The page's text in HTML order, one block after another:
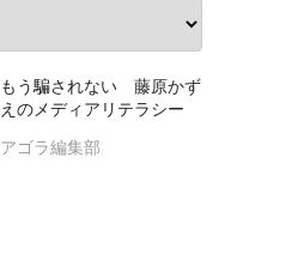
もう騙されない 藤原かず
えのメディアリテラシー
アゴラ編集部